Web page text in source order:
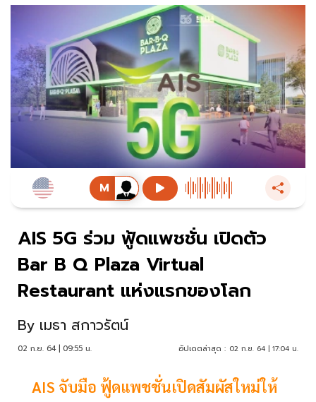
AIS 5G ร่วม ฟู้ดแพชชั่น เปิดตัว
Bar B Q Plaza Virtual
Restaurant แห่งแรกของโลก
By เมธา สกาวรัตน์
02 ก.ย. 64 | 09:55 น. อัปเดตล่าสุด : 02 ก.ย. 64 | 17:04 น.
AIS จับมือ ฟู้ดแพชชั่นเปิดสัมผัสใหม่ให้